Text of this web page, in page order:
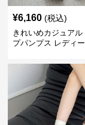
¥6,160 (税込)
きれいめカジュアル
プパンプス レディ
上品 カジュアルシ